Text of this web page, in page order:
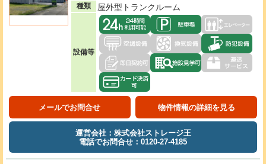
種類 屋外型トランクルーム
設備等
メールでお問合せ 物件情報の詳細を見る
運営会社：株式会社ストレージ王
電話でお問合せ：0120-27-4185